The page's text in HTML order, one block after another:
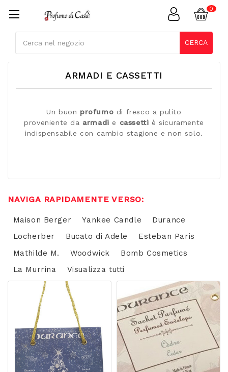
CERCA
ARMADI E CASSETTI
Un buon profumo di fresco a pulito
proveniente da armadi e cassetti è sicuramente
indispensabile con cambio stagione e non solo.
NAVIGA RAPIDAMENTE VERSO:
Maison Berger Yankee Candle
Durance
Locherber
Bucato di Adele
Esteban Paris
Mathilde M.
Woodwick
Bomb Cosmetics
La Murrina
Visualizza tutti